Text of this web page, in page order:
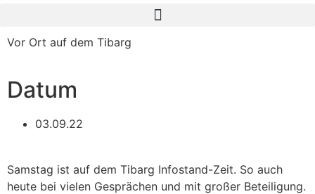
Vor Ort auf dem Tibarg
Datum
03.09.22
Samstag ist auf dem Tibarg Infostand-Zeit. So auch
heute bei vielen Gesprächen und mit großer Beteiligung.